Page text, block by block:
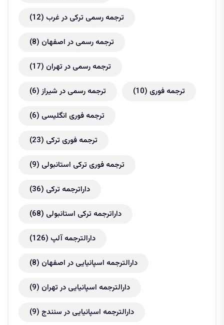
ترجمه رسمی ترکی در غرب (12)
ترجمه رسمی در اصفهان (8)
ترجمه رسمی در تهران (17)
ترجمه رسمی در شیراز(6) ترجمه فوری (10)
ترجمه فوری انگلیسی (6)
ترجمه فوری ترکی (23)
ترجمه فوری ترکی استانبولی (9)
داراترجمه ترکی (36)
داراترجمه ترکی استانبولی (68)
دارالترجمه آلپ (126)
دارالترجمه اسپانیایی در اصفهان (8)
دارالترجمه اسپانیایی در تهران (9)
دارالترجمه اسپانیایی در سنندج (9)